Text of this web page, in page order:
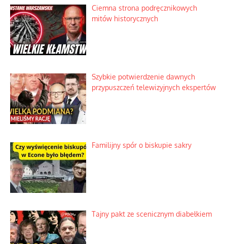
Ciemna strona podręcznikowych
mitów historycznych
Szybkie potwierdzenie dawnych
przypuszczeń telewizyjnych ekspertów
Familijny spór o biskupie sakry
Tajny pakt ze scenicznym diabełkiem